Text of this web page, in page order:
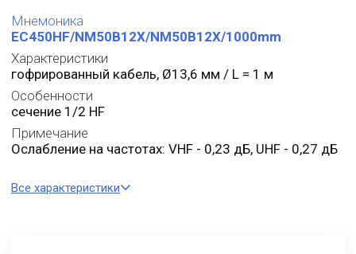
Мнемоника
EC450HF/NM50B12X/NM50B12X/1000mm
Характеристики
гофрированный кабель, Ø13,6 мм / L = 1 м
Особенности
сечение 1/2 HF
Примечание
Ослабление на частотах: VHF - 0,23 дБ, UHF - 0,27 дБ
Все характеристики